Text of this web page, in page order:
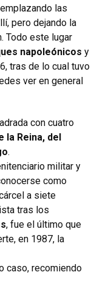
las
pero dejando la
Todo este lugar
napoleónicos y
tras de lo cual tuvo
ver en general
con cuatro
la Reina, del
.
militar y
como
a siete
tras los
, fue el último que
en 1987, la
caso, recomiendo